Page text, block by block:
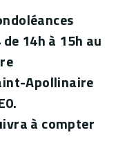
14h à 15h au
Apollinaire
à compter